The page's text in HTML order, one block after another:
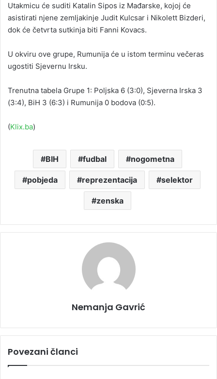
Utakmicu će suditi Katalin Sipos iz Mađarske, kojoj će
asistirati njene zemljakinje Judit Kulcsar i Nikolett Bizderi,
dok će četvrta sutkinja biti Fanni Kovacs.
U okviru ove grupe, Rumunija će u istom terminu večeras
ugostiti Sjevernu Irsku.
Trenutna tabela Grupe 1: Poljska 6 (3:0), Sjeverna Irska 3
(3:4), BiH 3 (6:3) i Rumunija 0 bodova (0:5).
(Klix.ba)
BIH fudbal nogometna
pobjeda reprezentacija selektor
zenska
Nemanja Gavrić
Povezani članci